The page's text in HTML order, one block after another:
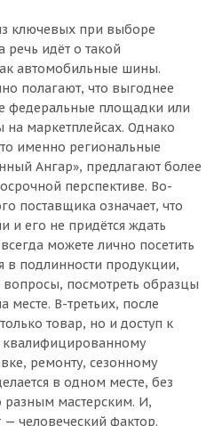
ключевых при выборе
речь идёт о такой
автомобильные шины.
полагают, что выгоднее
федеральные площадки или
маркетплейсах. Однако
именно региональные
Ангар», предлагают более
перспективе. Во-
поставщика означает, что
и его не придётся ждать
можете лично посетить
в подлинности продукции,
вопросы, посмотреть образцы
В-третьих, после
товар, но и доступ к
квалифицированному
ремонту, сезонному
в одном месте, без
разным мастерским. И,
человеческий фактор.